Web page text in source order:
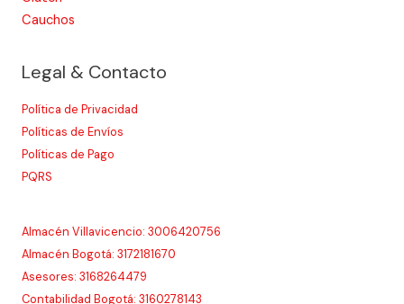
Cauchos
Legal & Contacto
Política de Privacidad
Políticas de Envíos
Políticas de Pago
PQRS
Almacén Villavicencio: 3006420756
Almacén Bogotá: 3172181670
Asesores: 3168264479
Contabilidad Bogotá: 3160278143